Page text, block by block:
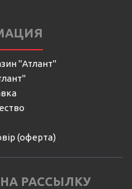
"Атлант"
(оферта)
РАССЫЛКУ